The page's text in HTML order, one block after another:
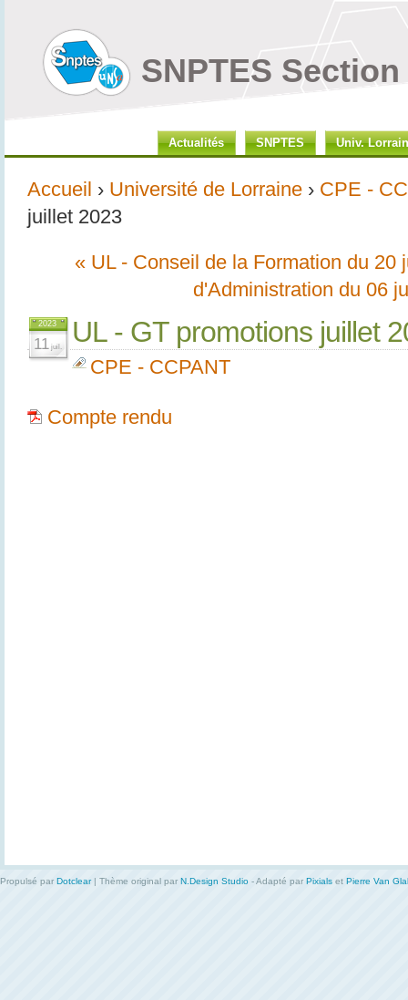
SNPTES
Actualités SNPTES Univ.
Accueil › Université de Lorraine › CPE -
juillet 2023
« UL - Conseil de la Formation du 20
d'Administration du 06
2023
11 juil. UL - GT promotions juillet
CPE - CCPANT
Compte rendu
Propulsé par Dotclear| Thème original par N.Design Studio - Adapté par Pixials et Pierre Van